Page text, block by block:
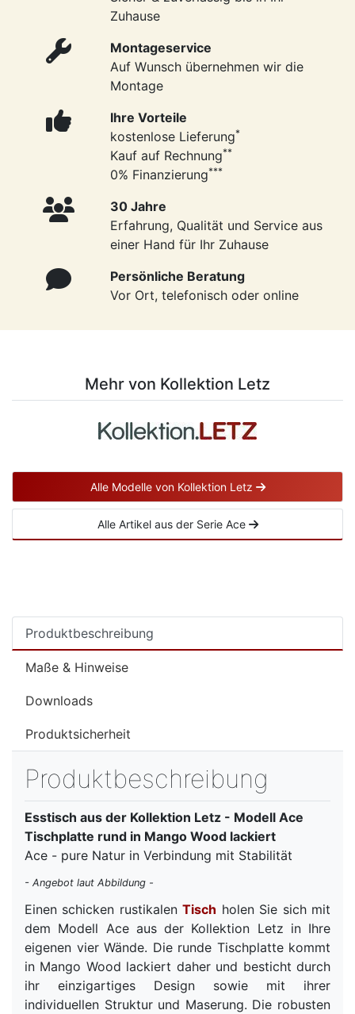
Zuhause
Montageservice
Auf Wunsch übernehmen wir die
Montage
Ihre Vorteile
kostenlose Lieferung*
Kauf auf Rechnung**
0% Finanzierung***
30 Jahre
Erfahrung, Qualität und Service aus
einer Hand für Ihr Zuhause
Persönliche Beratung
Vor Ort, telefonisch oder online
Mehr von Kollektion Letz
Alle Modelle von Kollektion Letz
Alle Artikel aus der Serie Ace
Produktbeschreibung
Maße & Hinweise
Downloads
Produktsicherheit
Produktbeschreibung
Esstisch aus der Kollektion Letz - Modell Ace
Tischplatte rund in Mango Wood lackiert
Ace - pure Natur in Verbindung mit Stabilität
- Angebot laut Abbildung -
Einen schicken rustikalenTisch holen Sie sich mit
dem Modell Ace aus der Kollektion Letz in Ihre
eigenen vier Wände. Die runde Tischplatte kommt
in Mango Wood lackiert daher und besticht durch
ihr einzigartiges Design sowie mit ihrer
individuellen Struktur und Maserung. Die robusten